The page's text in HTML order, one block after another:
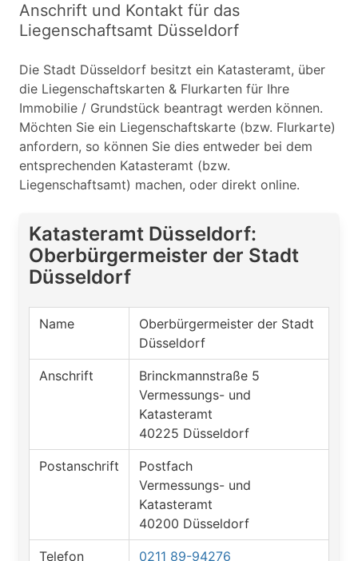
Anschrift und Kontakt für das
Liegenschaftsamt Düsseldorf
Die Stadt Düsseldorf besitzt ein Katasteramt, über
die Liegenschaftskarten & Flurkarten für Ihre
Immobilie / Grundstück beantragt werden können.
Möchten Sie ein Liegenschaftskarte (bzw. Flurkarte)
anfordern, so können Sie dies entweder bei dem
entsprechenden Katasteramt (bzw.
Liegenschaftsamt) machen, oder direkt online.
Katasteramt Düsseldorf:
Oberbürgermeister der Stadt
Düsseldorf
Name
Oberbürgermeister der Stadt
Düsseldorf
Anschrift
Brinckmannstraße 5
Vermessungs- und
Katasteramt
40225 Düsseldorf
Postanschrift
Postfach
Vermessungs- und
Katasteramt
40200 Düsseldorf
Telefon 0211 89-94276